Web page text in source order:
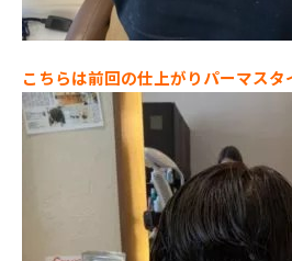
こちらは前回の仕上がりパーマス